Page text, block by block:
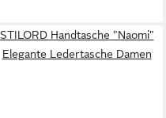
STILORD Handtasche "Naomi"
Elegante Ledertasche Damen